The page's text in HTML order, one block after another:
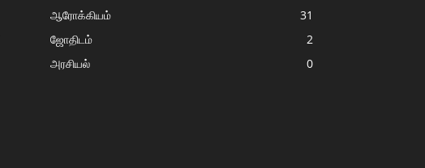
ஆரோக்கியம்
31
ஜோதிடம்
2
அரசியல்
0